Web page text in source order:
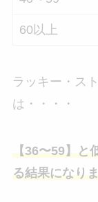
60以上
ラッキー・ス
は・・・・
【36〜59】と
る結果になり